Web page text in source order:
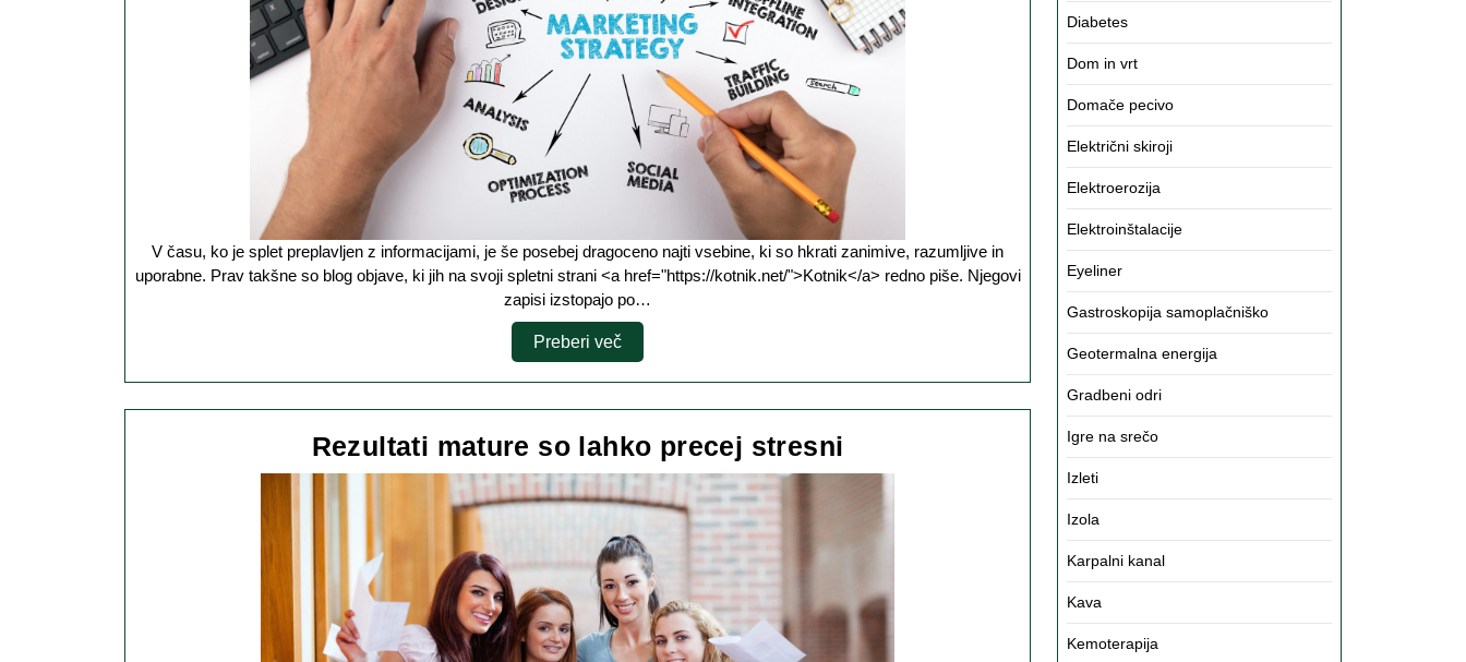
ga
Kotnik
zapiše
novem
blogu
V času, ko je splet preplavljen z informacijami, je še posebej dragoceno najti vsebine, ki so hkrati zanimive, razumljive in
uporabne. Prav takšne so blog objave, ki jih na svoji spletni strani <a href="https://kotnik.net/">Kotnik</a> redno piše. Njegovi
zapisi izstopajo po…
Preberi večPreberi
več
Rezultati mature so lahko precej stresni
mature
stresni
Diabetes
Dom in vrt
Domače pecivo
Električni skiroji
Elektroerozija
Elektroinštalacije
Eyeliner
Gastroskopija samoplačniško
Geotermalna energija
Gradbeni odri
Igre na srečo
Izleti
Izola
Karpalni kanal
Kava
Kemoterapija